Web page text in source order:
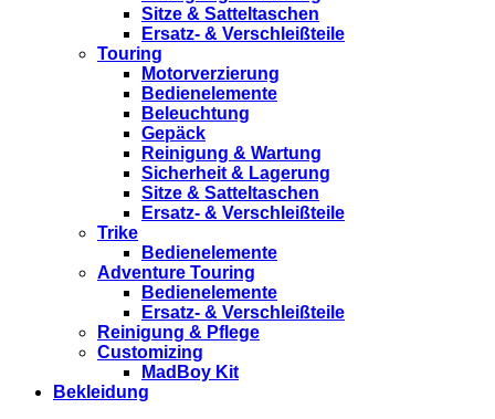
Sitze & Satteltaschen
Ersatz- & Verschleißteile
Touring
Motorverzierung
Bedienelemente
Beleuchtung
Gepäck
Reinigung & Wartung
Sicherheit & Lagerung
Sitze & Satteltaschen
Ersatz- & Verschleißteile
Trike
Bedienelemente
Adventure Touring
Bedienelemente
Ersatz- & Verschleißteile
Reinigung & Pflege
Customizing
MadBoy Kit
Bekleidung